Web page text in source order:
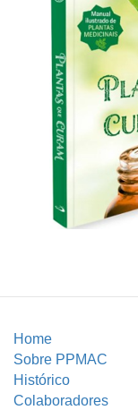
Home
Sobre PPMAC
Histórico
Colaboradores